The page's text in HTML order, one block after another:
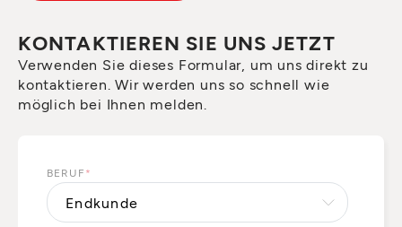
KONTAKTIEREN SIE UNS JETZT
Verwenden Sie dieses Formular, um uns direkt zu
kontaktieren. Wir werden uns so schnell wie
möglich bei Ihnen melden.
BERUF *